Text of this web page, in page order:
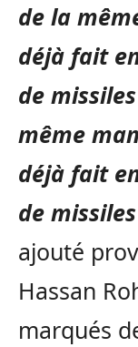
de la
déjà fait
de
même
déjà fait
de
ajouté
Hassan
marqués